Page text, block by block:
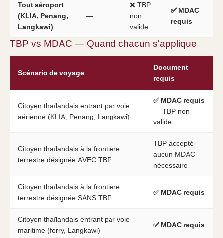
Tout aéroport
(KLIA, Penang,
Langkawi)
—
❌ TBP
non
valide
✅ MDAC
requis
TBP vs MDAC — Quand chacun s'applique
Scénario de voyage
Document
requis
Citoyen thaïlandais entrant par voie
aérienne (KLIA, Penang, Langkawi)
✅ MDAC requis
— TBP non
valide
Citoyen thaïlandais à la frontière
terrestre désignée AVEC TBP
TBP accepté —
aucun MDAC
nécessaire
Citoyen thaïlandais à la frontière
terrestre désignée SANS TBP
✅ MDAC requis
Citoyen thaïlandais entrant par voie
maritime (ferry, Langkawi)
✅ MDAC requis